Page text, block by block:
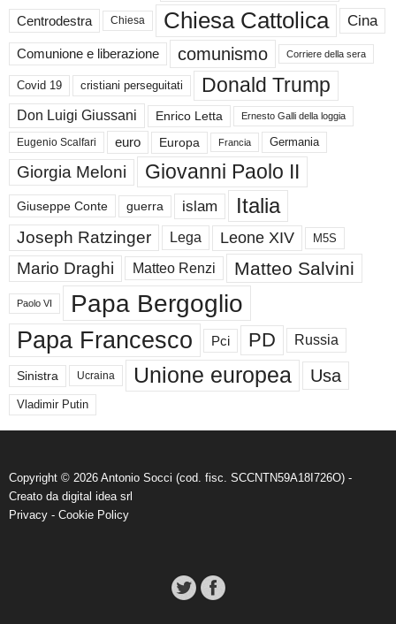
Centrodestra Chiesa Chiesa Cattolica Cina
Comunione e liberazione comunismo Corriere della sera
Covid 19 cristiani perseguitati Donald Trump
Don Luigi Giussani Enrico Letta Ernesto Galli della loggia
Eugenio Scalfari euro Europa Francia Germania
Giorgia Meloni Giovanni Paolo II
Giuseppe Conte guerra islam Italia
Joseph Ratzinger Lega Leone XIV M5S
Mario Draghi Matteo Renzi Matteo Salvini
Paolo VI Papa Bergoglio
Papa Francesco Pci PD Russia
Sinistra Ucraina Unione europea Usa
Vladimir Putin
Copyright © 2026 Antonio Socci (cod. fisc. SCCNTN59A18I726O) -
Creato da digital idea srl
Privacy - Cookie Policy